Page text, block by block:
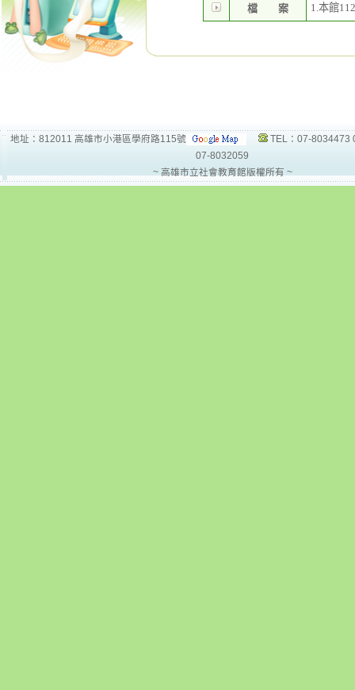
檔 案 1.本館
地址：812011 高雄市小港區學府路115號
TEL：07-8034473
07-8032059
~ 高雄市立社會教育館版權所有 ~